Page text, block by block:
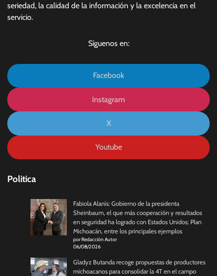
seriedad, la calidad de la información y la excelencia en el
servicio.
Síguenos en:
Facebook
Instagram
X
Youtube
Politica
Fabiola Alanís: Gobierno de la presidenta
Sheinbaum, el que más cooperación y resultados
en seguridad ha logrado con Estados Unidos; Plan
Michoacán, entre los principales ejemplos
por Redacción Autor
06/08/2026
Gladyz Butanda recoge propuestas de productores
michoacanos para consolidar la 4T en el campo